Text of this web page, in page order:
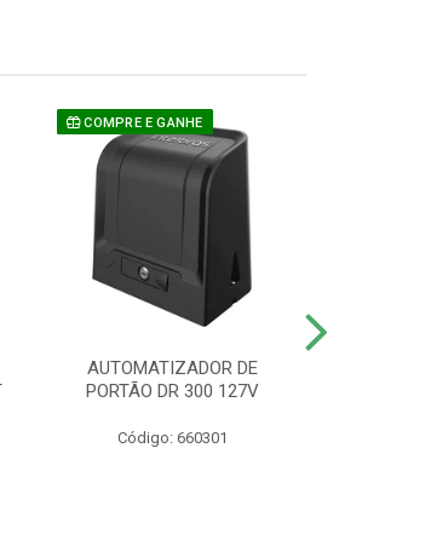
COMPRE E GANHE
AUTOMATIZADOR DE
PORTÃO DR 300 127V
Código: 660301